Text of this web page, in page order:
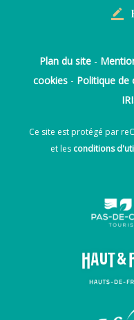
Plan du site -
cookies - Politique de
Ce site est protégé par
et les conditions